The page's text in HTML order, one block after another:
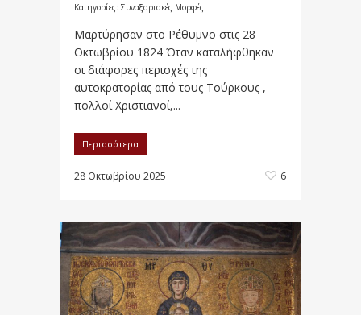
Κατηγορίες: Συναξαριακές Μορφές
Μαρτύρησαν στο Ρέθυμνο στις 28
Οκτωβρίου 1824 Όταν καταλήφθηκαν
οι διάφορες περιοχές της
αυτοκρατορίας από τους Τούρκους ,
πολλοί Χριστιανοί,...
Περισσότερα
28 Οκτωβρίου 2025 6